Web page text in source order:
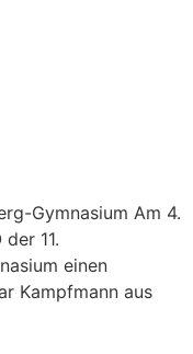
Gymnasium Am 4.
11.
einen
Kampfmann aus